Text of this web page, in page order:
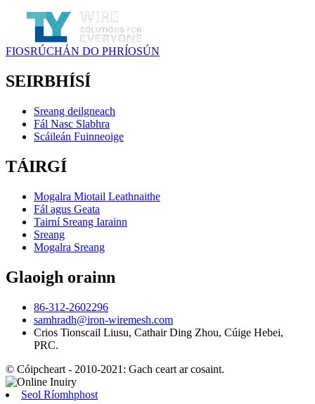
FIOSRÚCHÁN DO PHRÍOSÚN
SEIRBHÍSÍ
Sreang deilgneach
Fál Nasc Slabhra
Scáileán Fuinneoige
TÁIRGÍ
Mogalra Miotail Leathnaithe
Fál agus Geata
Tairní Sreang Iarainn
Sreang
Mogalra Sreang
Glaoigh orainn
86-312-2602296
samhradh@iron-wiremesh.com
Crios Tionscail Liusu, Cathair Ding Zhou, Cúige Hebei,
PRC.
© Cóipcheart - 2010-2021: Gach ceart ar cosaint.
Seol Ríomhphost